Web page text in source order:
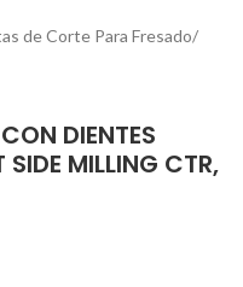
de Corte Para Fresado
DIENTES
MILLING CTR,